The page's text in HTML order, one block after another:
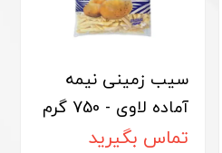
سیب زمینی نیمه
آماده لاوی - 750 گرم
تماس بگیرید